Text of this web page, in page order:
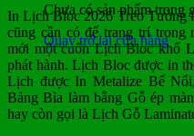
Chưa có sản phẩm trong
Quay trở lại cửa hàng
In Lịch Bloc 2026 Treo Tường
cũng cần có để trang trí trong
mới một cuốn Lịch Bloc khổ
phát hành. Lịch Bloc được in
Lịch được In Metalize Bế
Bảng Bìa làm bằng Gỗ ép
hay còn gọi là Lịch Gỗ